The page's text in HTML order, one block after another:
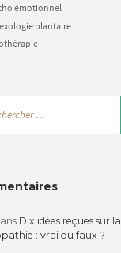
émotionnel
plantaire
Dix idées reçues sur la
: vrai ou faux ?